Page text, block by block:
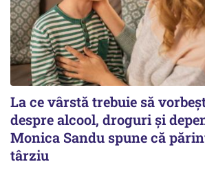
La ce vârstă trebuie să
despre alcool, droguri și
Monica Sandu spune că
târziu